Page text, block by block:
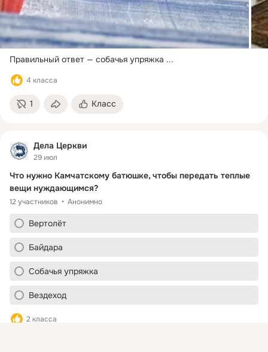
Правильный ответ — собачья упряжка ...
4 класса
1 Класс
Дела Церкви
29 июл
Что нужно Камчатскому батюшке, чтобы передать теплые
вещи нуждающимся?
12 участников Анонимно
Вертолёт
Байдара
Собачья упряжка
Вездеход
2 класса